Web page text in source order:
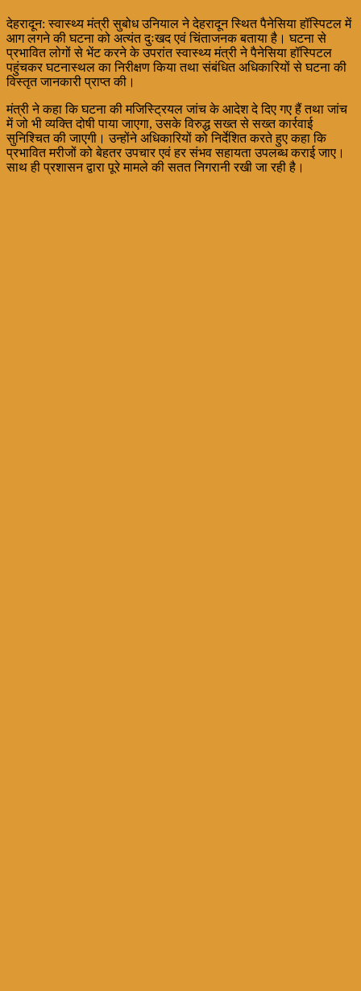
देहरादून: स्वास्थ्य मंत्री सुबोध उनियाल ने देहरादून स्थित पैनेसिया हॉस्पिटल में
आग लगने की घटना को अत्यंत दुःखद एवं चिंताजनक बताया है। घटना से
प्रभावित लोगों से भेंट करने के उपरांत स्वास्थ्य मंत्री ने पैनेसिया हॉस्पिटल
पहुंचकर घटनास्थल का निरीक्षण किया तथा संबंधित अधिकारियों से घटना की
विस्तृत जानकारी प्राप्त की।
मंत्री ने कहा कि घटना की मजिस्ट्रियल जांच के आदेश दे दिए गए हैं तथा जांच
में जो भी व्यक्ति दोषी पाया जाएगा, उसके विरुद्ध सख्त से सख्त कार्रवाई
सुनिश्चित की जाएगी। उन्होंने अधिकारियों को निर्देशित करते हुए कहा कि
प्रभावित मरीजों को बेहतर उपचार एवं हर संभव सहायता उपलब्ध कराई जाए।
साथ ही प्रशासन द्वारा पूरे मामले की सतत निगरानी रखी जा रही है।